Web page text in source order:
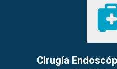
Cirugía